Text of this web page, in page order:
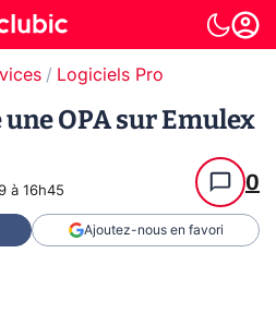
Logiciels Pro
OPA sur Emulex
à 16h45 0
Ajoutez-nous en favori